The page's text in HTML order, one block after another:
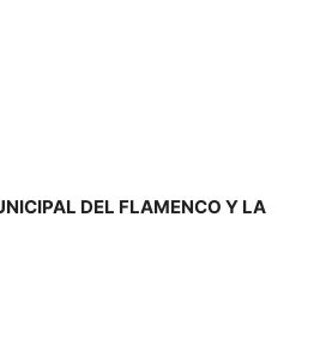
DEL FLAMENCO Y LA